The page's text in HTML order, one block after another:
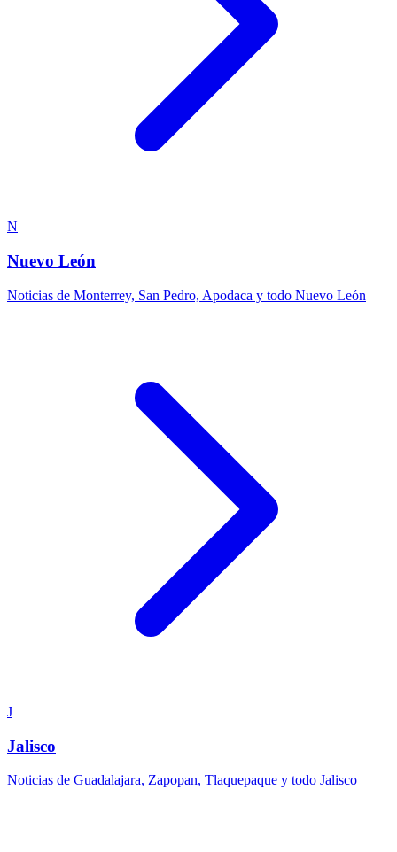
N
Nuevo León
Noticias de Monterrey, San Pedro, Apodaca y todo Nuevo León
J
Jalisco
Noticias de Guadalajara, Zapopan, Tlaquepaque y todo Jalisco